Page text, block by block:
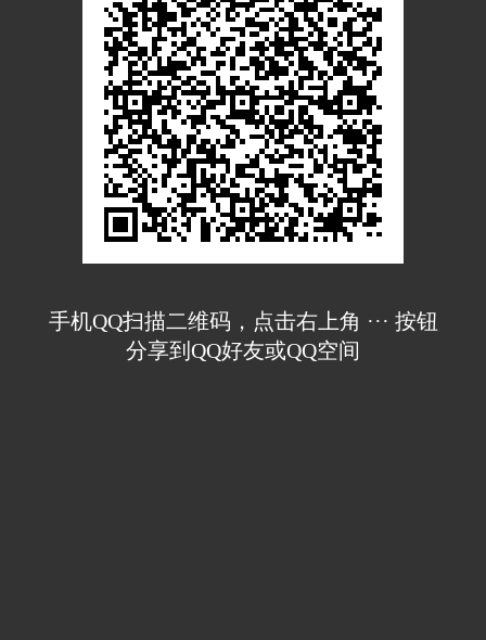
手机QQ扫描二维码，点击右上角 ··· 按钮
分享到QQ好友或QQ空间